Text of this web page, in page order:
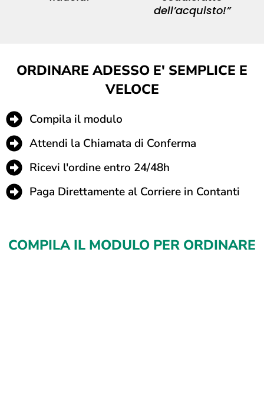
dell’acquisto!”
ORDINARE ADESSO E' SEMPLICE E
VELOCE
Compila il modulo
Attendi la Chiamata di Conferma
Ricevi l'ordine entro 24/48h
Paga Direttamente al Corriere in Contanti
COMPILA IL MODULO PER ORDINARE